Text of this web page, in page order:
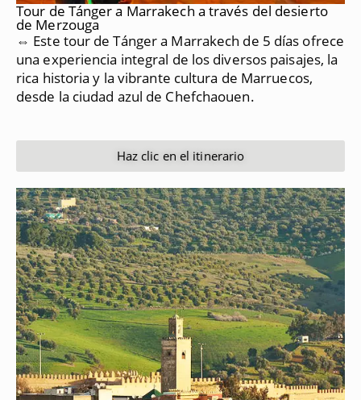
Tour de Tánger a Marrakech a través del desierto
de Merzouga
⇔ Este tour de Tánger a Marrakech de 5 días ofrece
una experiencia integral de los diversos paisajes, la
rica historia y la vibrante cultura de Marruecos,
desde la ciudad azul de Chefchaouen.
Haz clic en el itinerario